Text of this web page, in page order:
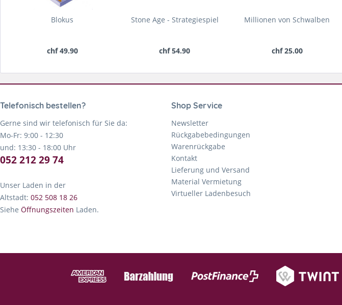
Blokus
chf 49.90
Stone Age - Strategiespiel
chf 54.90
Millionen von Schwalben
chf 25.00
Telefonisch bestellen?
Gerne sind wir telefonisch für Sie da:
Mo-Fr: 9:00 - 12:30
und: 13:30 - 18:00 Uhr
052 212 29 74
Unser Laden in der
Altstadt: 052 508 18 26
Siehe Öffnungszeiten Laden.
Shop Service
Newsletter
Rückgabebedingungen
Warenrückgabe
Kontakt
Lieferung und Versand
Material Vermietung
Virtueller Ladenbesuch